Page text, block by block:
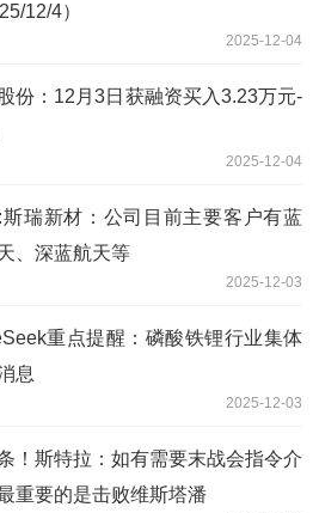
12/4）
2025-12-04
份：12月3日获融资买入3.23万元-
2025-12-04
瑞新材：公司目前主要客户有蓝
、深蓝航天等
2025-12-03
重点提醒：磷酸铁锂行业集体
息
2025-12-03
！斯特拉：如有需要末战会指令介
重要的是击败维斯塔潘